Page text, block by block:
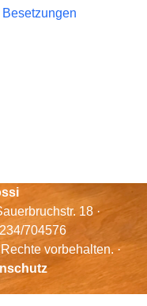
18 ·
704576
vorbehalten. ·